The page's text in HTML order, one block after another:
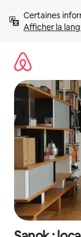
directement
Afficher la